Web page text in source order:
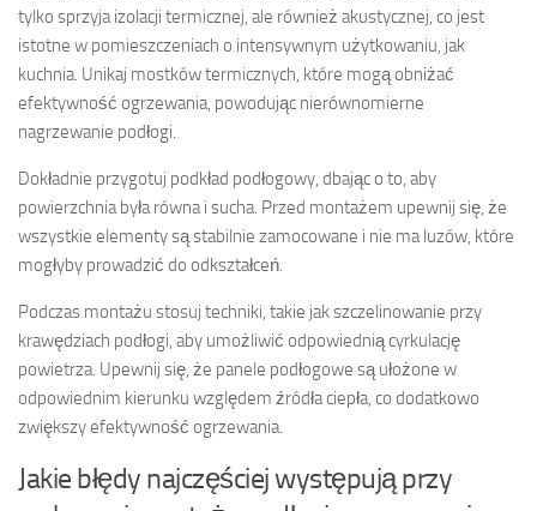
tylko sprzyja izolacji termicznej, ale również akustycznej, co jest
istotne w pomieszczeniach o intensywnym użytkowaniu, jak
kuchnia. Unikaj mostków termicznych, które mogą obniżać
efektywność ogrzewania, powodując nierównomierne
nagrzewanie podłogi.
Dokładnie przygotuj podkład podłogowy, dbając o to, aby
powierzchnia była równa i sucha. Przed montażem upewnij się, że
wszystkie elementy są stabilnie zamocowane i nie ma luzów, które
mogłyby prowadzić do odkształceń.
Podczas montażu stosuj techniki, takie jak szczelinowanie przy
krawędziach podłogi, aby umożliwić odpowiednią cyrkulację
powietrza. Upewnij się, że panele podłogowe są ułożone w
odpowiednim kierunku względem źródła ciepła, co dodatkowo
zwiększy efektywność ogrzewania.
Jakie błędy najczęściej występują przy